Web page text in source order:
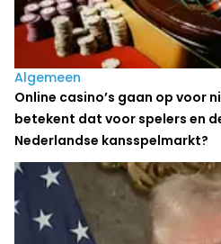
Algemeen
Online casino’s gaan op voor
betekent dat voor spelers en
Nederlandse kansspelmarkt?